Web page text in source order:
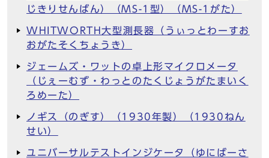
じきりせんばん）（MS-1型）（MS-1がた）
WHITWORTH大型測長器（うぃっとわーすお
おがたそくちょうき）
ジェームズ・ワットの卓上形マイクロメータ
（じぇーむず・わっとのたくじょうがたまいく
ろめーた）
ノギス（のぎす）（1930年製）（1930ねん
せい）
ユニバーサルテストインジケータ（ゆにばーさ